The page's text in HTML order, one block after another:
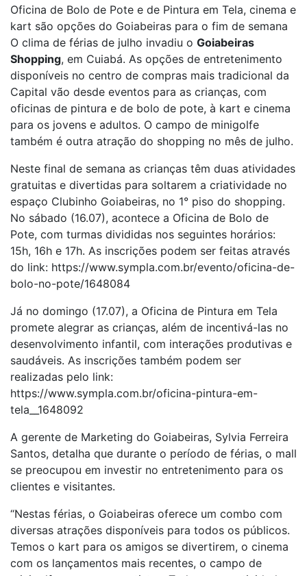
Oficina de Bolo de Pote e de Pintura em Tela, cinema e
kart são opções do Goiabeiras para o fim de semana
O clima de férias de julho invadiu o Goiabeiras
Shopping, em Cuiabá. As opções de entretenimento
disponíveis no centro de compras mais tradicional da
Capital vão desde eventos para as crianças, com
oficinas de pintura e de bolo de pote, à kart e cinema
para os jovens e adultos. O campo de minigolfe
também é outra atração do shopping no mês de julho.
Neste final de semana as crianças têm duas atividades
gratuitas e divertidas para soltarem a criatividade no
espaço Clubinho Goiabeiras, no 1° piso do shopping.
No sábado (16.07), acontece a Oficina de Bolo de
Pote, com turmas divididas nos seguintes horários:
15h, 16h e 17h. As inscrições podem ser feitas através
do link: https://www.sympla.com.br/evento/oficina-de-
bolo-no-pote/1648084
Já no domingo (17.07), a Oficina de Pintura em Tela
promete alegrar as crianças, além de incentivá-las no
desenvolvimento infantil, com interações produtivas e
saudáveis. As inscrições também podem ser
realizadas pelo link:
https://www.sympla.com.br/oficina-pintura-em-
tela__1648092
A gerente de Marketing do Goiabeiras, Sylvia Ferreira
Santos, detalha que durante o período de férias, o mall
se preocupou em investir no entretenimento para os
clientes e visitantes.
“Nestas férias, o Goiabeiras oferece um combo com
diversas atrações disponíveis para todos os públicos.
Temos o kart para os amigos se divertirem, o cinema
com os lançamentos mais recentes, o campo de